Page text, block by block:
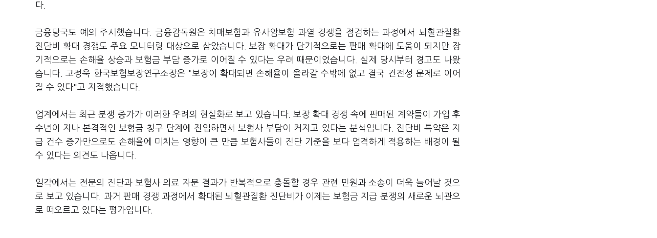
다.
금융당국도 예의 주시했습니다. 금융감독원은 치매보험과 유사암보험 과열 경쟁을 점검하는 과정에서 뇌혈관질환
진단비 확대 경쟁도 주요 모니터링 대상으로 삼았습니다. 보장 확대가 단기적으로는 판매 확대에 도움이 되지만 장
기적으로는 손해율 상승과 보험금 부담 증가로 이어질 수 있다는 우려 때문이었습니다. 실제 당시부터 경고도 나왔
습니다. 고정욱 한국보험보장연구소장은 "보장이 확대되면 손해율이 올라갈 수밖에 없고 결국 건전성 문제로 이어
질 수 있다"고 지적했습니다.
업계에서는 최근 분쟁 증가가 이러한 우려의 현실화로 보고 있습니다. 보장 확대 경쟁 속에 판매된 계약들이 가입 후
수년이 지나 본격적인 보험금 청구 단계에 진입하면서 보험사 부담이 커지고 있다는 분석입니다. 진단비 특약은 지
급 건수 증가만으로도 손해율에 미치는 영향이 큰 만큼 보험사들이 진단 기준을 보다 엄격하게 적용하는 배경이 될
수 있다는 의견도 나옵니다.
일각에서는 전문의 진단과 보험사 의료 자문 결과가 반복적으로 충돌할 경우 관련 민원과 소송이 더욱 늘어날 것으
로 보고 있습니다. 과거 판매 경쟁 과정에서 확대된 뇌혈관질환 진단비가 이제는 보험금 지급 분쟁의 새로운 뇌관으
로 떠오르고 있다는 평가입니다.